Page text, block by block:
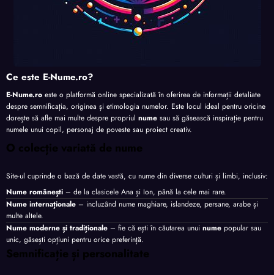
Ce este E-Nume.ro?
E-Nume.ro este o platformă online specializată în oferirea de informații detaliate
despre semnificația, originea și etimologia numelor. Este locul ideal pentru oricine
dorește să afle mai multe despre propriul nume sau să găsească inspirație pentru
numele unui copil, personaj de poveste sau proiect creativ.
O colecție variată de nume
Site-ul cuprinde o bază de date vastă, cu nume din diverse culturi și limbi, inclusiv:
Nume românești – de la clasicele Ana și Ion, până la cele mai rare.
Nume internaționale – incluzând nume maghiare, islandeze, persane, arabe și
multe altele.
Nume moderne și tradiționale – fie că ești în căutarea unui nume popular sau
unic, găsești opțiuni pentru orice preferință.
Semnificație și personalitate